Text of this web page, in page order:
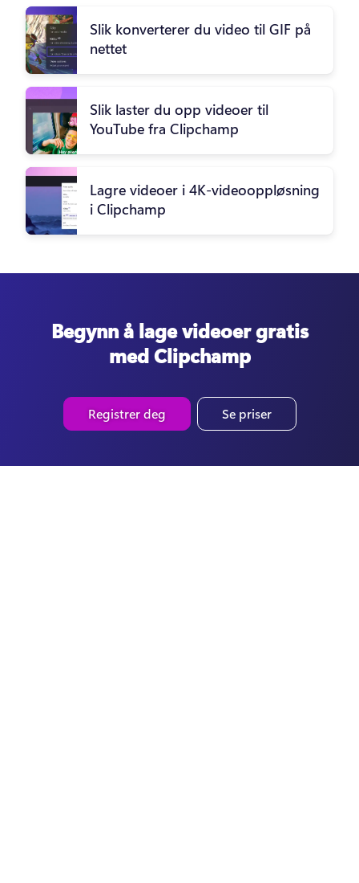
Slik konverterer du video til GIF på
nettet
Slik laster du opp videoer til
YouTube fra Clipchamp
Lagre videoer i 4K-videooppløsning
i Clipchamp
Begynn å lage videoer gratis
med Clipchamp
Registrer deg Se priser